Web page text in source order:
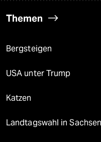
Themen
Bergsteigen
USA unter Trump
Katzen
Landtagswahl in